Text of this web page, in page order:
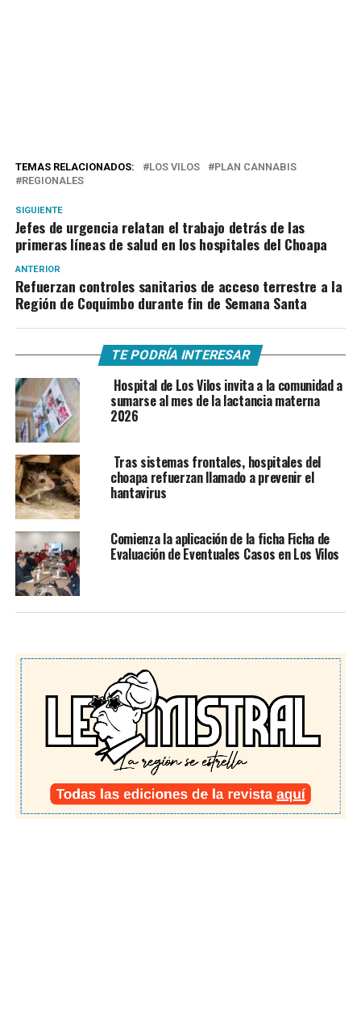
TEMAS RELACIONADOS: LOS VILOS
PLAN CANNABIS
REGIONALES
SIGUIENTE
Jefes de urgencia relatan el trabajo detrás de las
primeras líneas de salud en los hospitales del Choapa
ANTERIOR
Refuerzan controles sanitarios de acceso terrestre a la
Región de Coquimbo durante fin de Semana Santa
TE PODRÍA INTERESAR
Hospital de Los Vilos invita a la comunidad a
sumarse al mes de la lactancia materna
2026
Tras sistemas frontales, hospitales del
choapa refuerzan llamado a prevenir el
hantavirus
Comienza la aplicación de la ficha Ficha de
Evaluación de Eventuales Casos en Los Vilos